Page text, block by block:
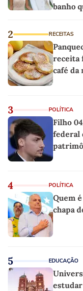
banho
2 RECEITAS
receita
café da
3 POLÍTICA
Filho
federal
4 POLÍTICA
Quem
chapa
5 EDUCAÇÃO
estudar